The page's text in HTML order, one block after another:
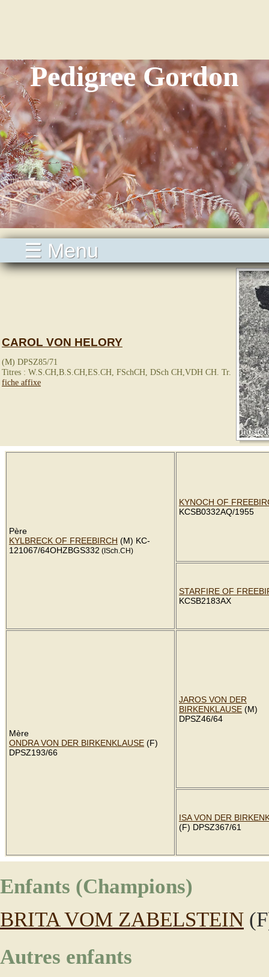
Pedigree Gordon
☰ Menu
CAROL VON HELORY
(M) DPSZ85/71
Titres : W.S.CH,B.S.CH,ES.CH, FSchCH, DSch CH,VDH CH. Tr.
fiche affixe
Père
KYLBRECK OF FREEBIRCH (M) KC-
121067/64OHZBGS332 (ISch.CH)
KYNOCH OF
KCSB0332AQ/1955
STARFIRE OF
KCSB2183AX
Mère
ONDRA VON DER BIRKENKLAUSE (F)
DPSZ193/66
JAROS VON DER
BIRKENKLAUSE (M)
DPSZ46/64
ISA VON DER
(F) DPSZ367/61
Enfants (Champions)
BRITA VOM ZABELSTEIN
Autres enfants